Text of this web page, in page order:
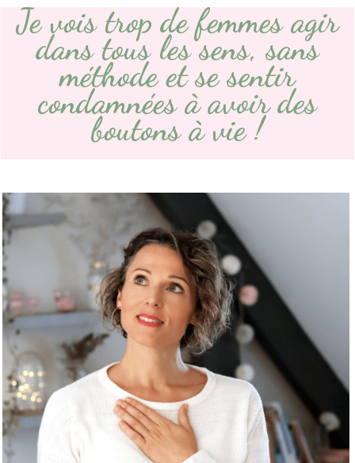
Je vois trop de femmes agir
dans tous les sens, sans
méthode et se sentir
condamnées à avoir des
boutons à vie !